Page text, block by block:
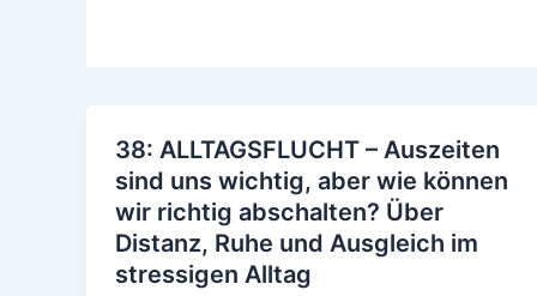
38: ALLTAGSFLUCHT – Auszeiten
sind uns wichtig, aber wie können
wir richtig abschalten? Über
Distanz, Ruhe und Ausgleich im
stressigen Alltag